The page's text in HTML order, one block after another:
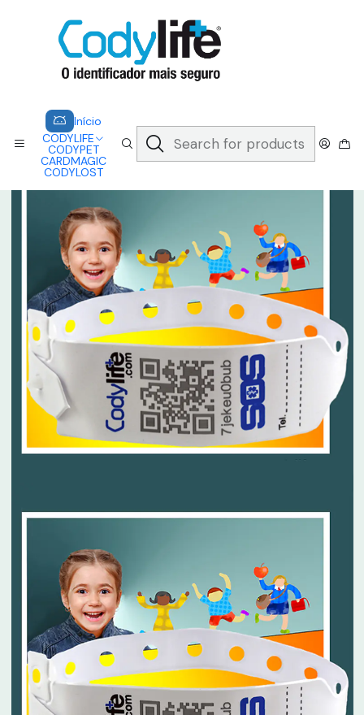
Início
CODYLIFE
CODYPET
CARDMAGIC
CODYLOST
A CODYLIFE PERMITE AOS SOCORRISTAS ACEDER
INSTANTANEAMENTE AOS SEUS DADOS ATRAVÉS DE UM QR CODE
Saber mais